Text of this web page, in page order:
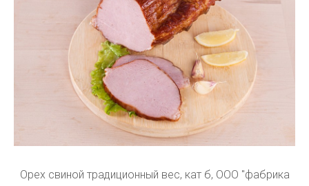
Орех свиной традиционный вес, кат б, ООО "фабрика